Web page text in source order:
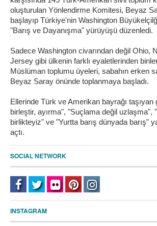
oluşturulan Yönlendirme Komitesi, Beyaz
başlayıp Türkiye'nin Washington
"Barış ve Dayanışma" yürüyüşü düzenledi.
Sadece Washington civarından değil Ohio,
Jersey gibi ülkenin farklı eyaletlerinden
Müslüman toplumu üyeleri, sabahın erken
Beyaz Saray önünde toplanmaya başladı.
Ellerinde Türk ve Amerikan bayrağı taşıyan
birleştir, ayırma", "Suçlama değil uzlaşma",
birlikteyiz" ve "Yurtta barış dünyada barış"
açtı.
SOCIAL NETWORK
INSTAGRAM